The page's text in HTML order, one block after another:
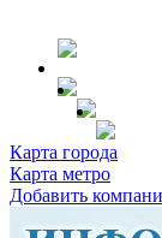
Карта города
Карта метро
Добавить